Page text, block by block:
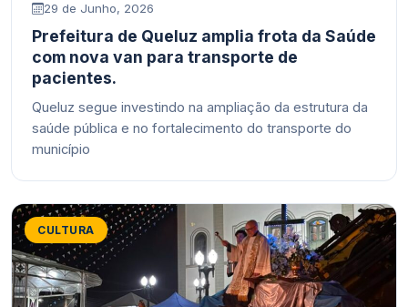
29 de Junho, 2026
Prefeitura de Queluz amplia frota da Saúde
com nova van para transporte de
pacientes.
Queluz segue investindo na ampliação da estrutura da
saúde pública e no fortalecimento do transporte do
município
CULTURA